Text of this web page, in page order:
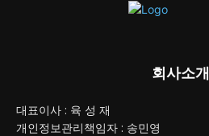
회사소개
대표이사 : 육 성 재
개인정보관리책임자 : 송민영